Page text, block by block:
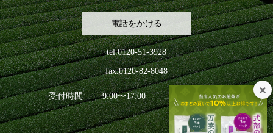
電話をかける
tel.0120-51-3928
fax.0120-82-8048
受付時間 9:00〜17:00 土日祝日を除く